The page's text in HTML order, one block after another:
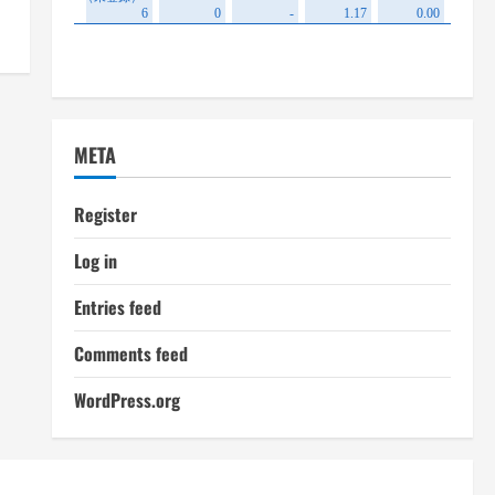
META
Register
Log in
Entries feed
Comments feed
WordPress.org